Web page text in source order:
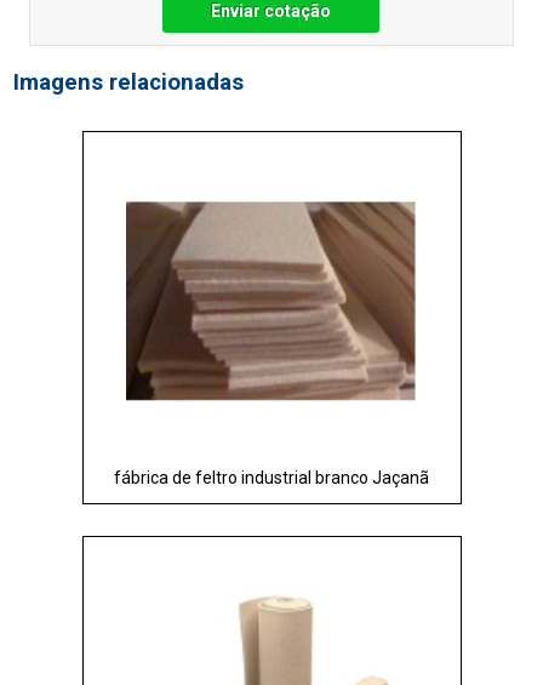
Enviar cotação
Imagens relacionadas
fábrica de feltro industrial branco Jaçanã